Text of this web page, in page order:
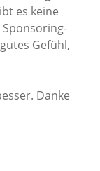
es keine
Sponsoring-
Gefühl,
Danke